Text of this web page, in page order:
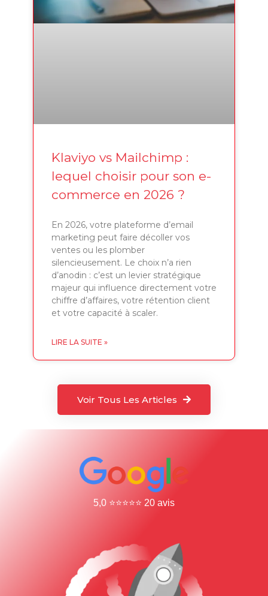
Klaviyo vs Mailchimp :
lequel choisir pour son e-
commerce en 2026 ?
En 2026, votre plateforme d’email
marketing peut faire décoller vos
ventes ou les plomber
silencieusement. Le choix n’a rien
d’anodin : c’est un levier stratégique
majeur qui influence directement votre
chiffre d’affaires, votre rétention client
et votre capacité à scaler.
LIRE LA SUITE »
Voir Tous Les Articles
5,0 ⭐⭐⭐⭐⭐ 20 avis